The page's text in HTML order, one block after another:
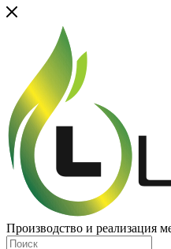
Производство и реализация